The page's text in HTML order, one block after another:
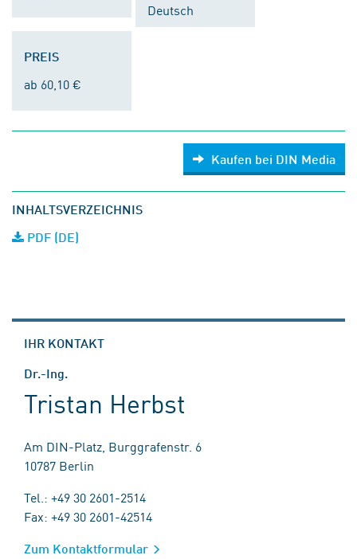
Deutsch
PREIS
ab 60,10 €
Kaufen bei DIN Media
INHALTSVERZEICHNIS
PDF (DE)
IHR KONTAKT
Dr.-Ing.
Tristan Herbst
Am DIN-Platz, Burggrafenstr. 6
10787 Berlin
Tel.: +49 30 2601-2514
Fax: +49 30 2601-42514
Zum Kontaktformular